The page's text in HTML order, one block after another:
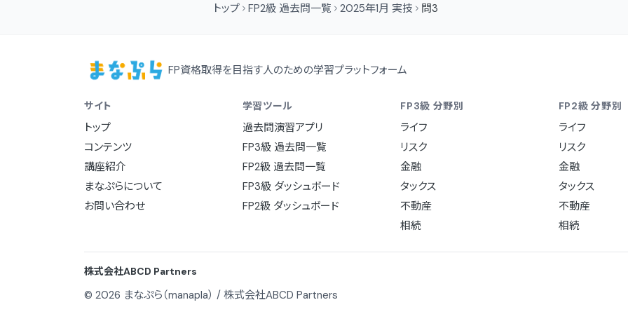
トップ FP2級 過去問一覧 2025年1月 実技 問3
FP資格取得を目指す人のための学習プラットフォーム
サイト
トップ
コンテンツ
講座紹介
まなぷらについて
お問い合わせ
学習ツール
過去問演習アプリ
FP3級 過去問一覧
FP2級 過去問一覧
FP3級 ダッシュボード
FP2級 ダッシュボード
FP3級 分野別
ライフ
リスク
金融
タックス
不動産
相続
FP2級 分野別
ライフ
リスク
金融
タックス
不動産
相続
株式会社ABCD Partners
© 2026 まなぷら（manapla） / 株式会社ABCD Partners